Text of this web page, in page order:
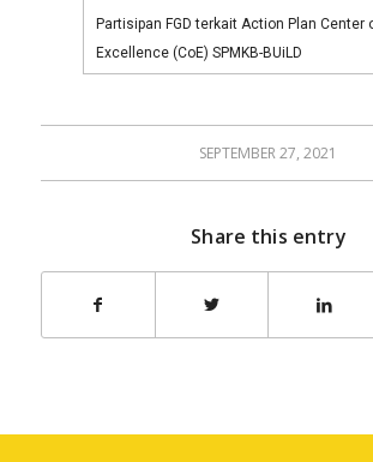
Partisipan FGD terkait Action Plan Center
Excellence (CoE) SPMKB-BUiLD
SEPTEMBER 27, 2021
Share this entry